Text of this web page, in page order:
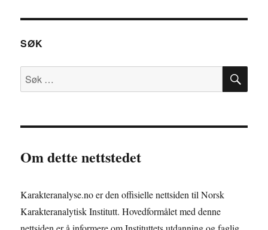
SØK
Søk
etter:
SØK
Om dette nettstedet
Karakteranalyse.no er den offisielle nettsiden til Norsk
Karakteranalytisk Institutt. Hovedformålet med denne